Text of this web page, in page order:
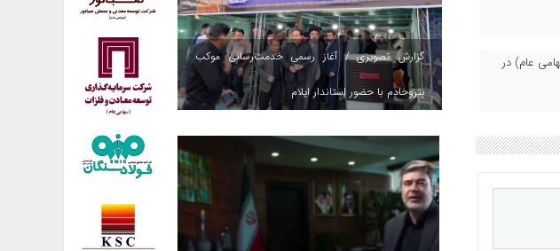
عام) در
گزارش تصویری / آغاز رسمی خدمت‌رسانی موکب
پتروخادم با حضور استاندار ایلام